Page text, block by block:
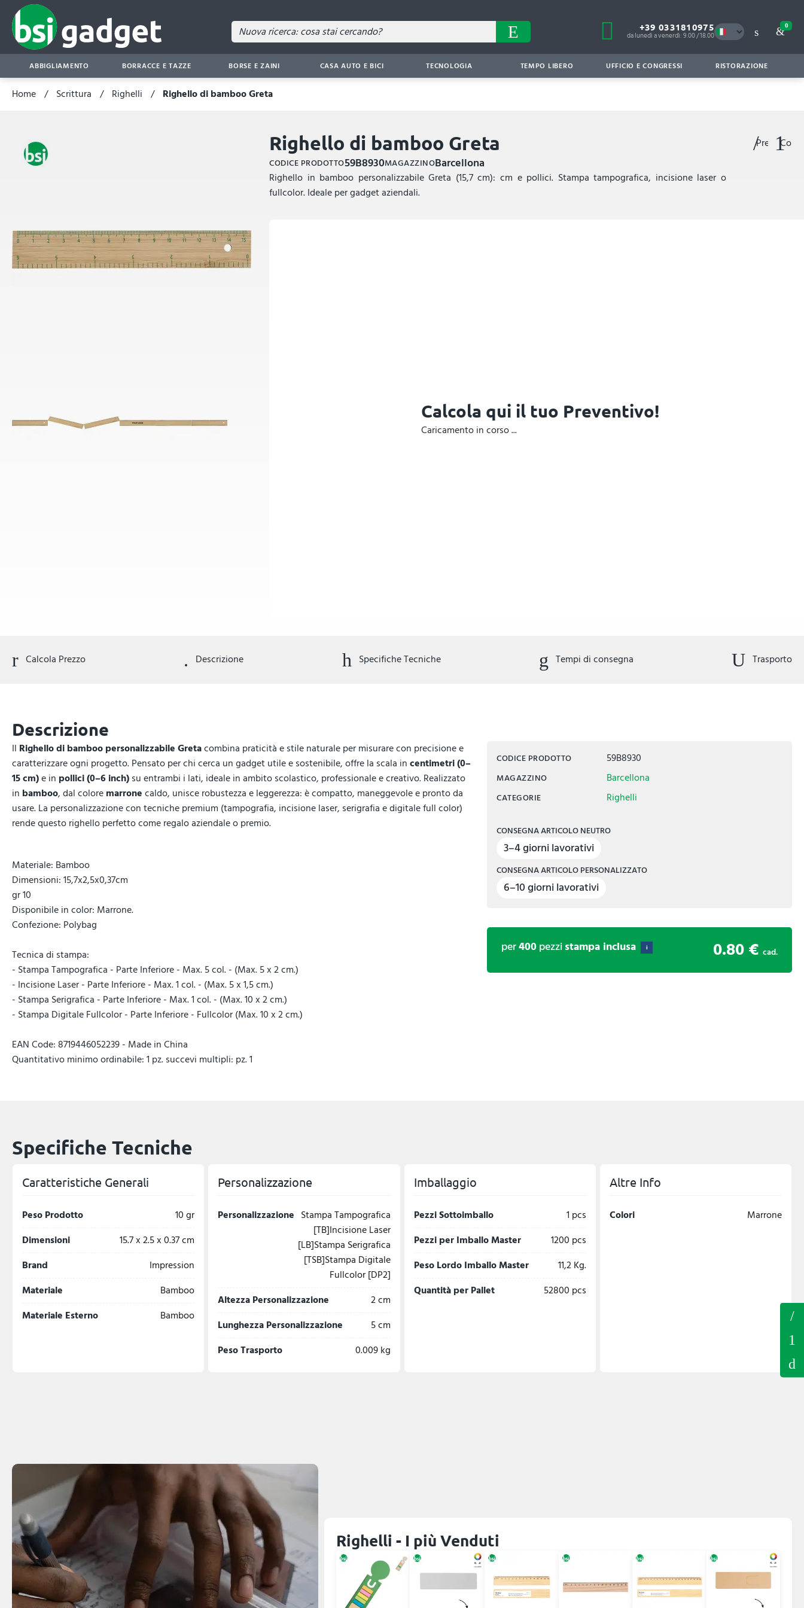
+39 0331810975
da lunedì a venerdì: 9.00 / 18.00
0
ABBIGLIAMENTO BORRACCE E TAZZE BORSE E ZAINI CASA AUTO E BICI TECNOLOGIA TEMPO LIBERO UFFICIO E CONGRESSI RISTORAZIONE
Home Scrittura Righelli Righello di bamboo Greta
Righello di bamboo Greta
CODICE PRODOTTO59B8930MAGAZZINOBarcellona
Righello in bamboo personalizzabile Greta (15,7 cm): cm e pollici. Stampa tampografica, incisione laser o
fullcolor. Ideale per gadget aziendali.
Preferiti
Calcola qui il tuo Preventivo!
Caricamento in corso ...
Calcola Prezzo Descrizione Specifiche Tecniche Tempi di consegna Trasporto
Descrizione
Il Righello di bamboo personalizzabile Gretacombina praticità e stile naturale per misurare con precisione e
caratterizzare ogni progetto. Pensato per chi cerca un gadget utile e sostenibile, offre la scala incentimetri (0–
15 cm)e in pollici (0–6 inch)su entrambi i lati, ideale in ambito scolastico, professionale e creativo. Realizzato
in bamboo, dal coloremarronecaldo, unisce robustezza e leggerezza: è compatto, maneggevole e pronto da
usare. La personalizzazione con tecniche premium (tampografia, incisione laser, serigrafia e digitale full color)
rende questo righello perfetto come regalo aziendale o premio.
Materiale: Bamboo
Dimensioni: 15,7x2,5x0,37cm
gr 10
Disponibile in color: Marrone.
Confezione: Polybag
Tecnica di stampa:
- Stampa Tampografica - Parte Inferiore - Max. 5 col. - (Max. 5 x 2 cm.)
- Incisione Laser - Parte Inferiore - Max. 1 col. - (Max. 5 x 1,5 cm.)
- Stampa Serigrafica - Parte Inferiore - Max. 1 col. - (Max. 10 x 2 cm.)
- Stampa Digitale Fullcolor - Parte Inferiore - Fullcolor (Max. 10 x 2 cm.)
EAN Code: 8719446052239 - Made in China
Quantitativo minimo ordinabile: 1 pz. succevi multipli: pz. 1
CODICE PRODOTTO 59B8930
MAGAZZINO Barcellona
CATEGORIE Righelli
CONSEGNA ARTICOLO NEUTRO
3–4 giorni lavorativi
CONSEGNA ARTICOLO PERSONALIZZATO
6–10 giorni lavorativi
per400pezzistampa inclusa i 0.80 € cad.
Specifiche Tecniche
Caratteristiche Generali
Peso Prodotto
10 gr
Dimensioni
15.7 x 2.5 x 0.37 cm
Brand
Impression
Materiale
Bamboo
Materiale Esterno
Bamboo
Personalizzazione
Personalizzazione Stampa Tampografica
[TB]Incisione Laser
[LB]Stampa Serigrafica
[TSB]Stampa Digitale
Fullcolor [DP2]
Altezza Personalizzazione
2 cm
Lunghezza Personalizzazione
5 cm
Peso Trasporto
0.009 kg
Imballaggio
Pezzi Sottoimballo
1 pcs
Pezzi per Imballo Master
1200 pcs
Peso Lordo Imballo Master
11,2 Kg.
Quantità per Pallet
52800 pcs
Altre Info
Colori Marrone
Righelli - I più Venduti